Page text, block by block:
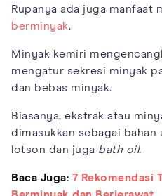
Rupanya ada juga manfaat
berminyak.
Minyak kemiri
mengatur sekresi minyak
dan bebas minyak.
Biasanya, ekstrak atau
dimasukkan sebagai bahan
lotson dan juga bath oil.
Baca Juga: 7 Rekomendasi